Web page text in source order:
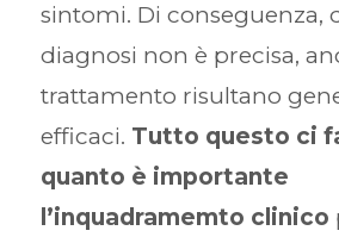
sintomi. Di conseguenza,
diagnosi non è precisa,
trattamento risultano
efficaci. Tutto questo ci
quanto è importante
l’inquadramemto clinico